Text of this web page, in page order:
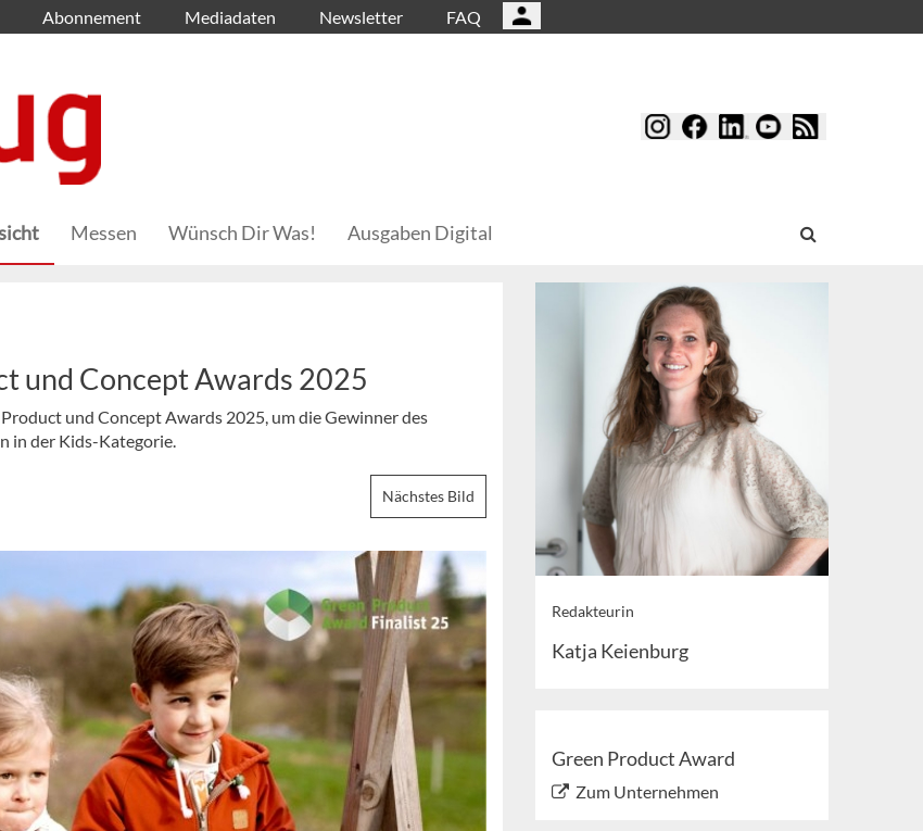
Abonnement Mediadaten Newsletter FAQ
Messen Wünsch Dir Was! Ausgaben Digital
und Concept Awards 2025
und Concept Awards 2025, um die Gewinner des
in der Kids-Kategorie.
Nächstes Bild
Redakteurin
Katja Keienburg
Green Product Award
Zum Unternehmen